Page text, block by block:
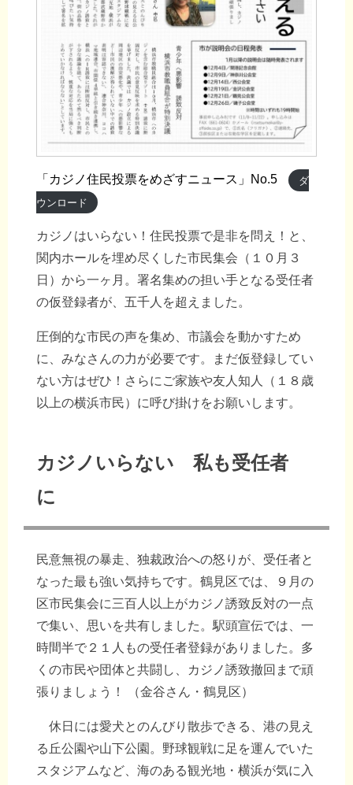
「カジノ住民投票をめざすニュース」No.5
ダ
ウンロード
カジノはいらない！住民投票で是非を問え！と、
関内ホールを埋め尽くした市民集会（１０月３
日）から一ヶ月。署名集めの担い手となる受任者
の仮登録者が、五千人を超えました。
圧倒的な市民の声を集め、市議会を動かすため
に、みなさんの力が必要です。まだ仮登録してい
ない方はぜひ！さらにご家族や友人知人（１８歳
以上の横浜市民）に呼び掛けをお願いします。
カジノいらない 私も受任者
に
民意無視の暴走、独裁政治への怒りが、受任者と
なった最も強い気持ちです。鶴見区では、９月の
区市民集会に三百人以上がカジノ誘致反対の一点
で集い、思いを共有しました。駅頭宣伝では、一
時間半で２１人もの受任者登録がありました。多
くの市民や団体と共闘し、カジノ誘致撤回まで頑
張りましょう！ （金谷さん・鶴見区）
休日には愛犬とのんびり散歩できる、港の見え
る丘公園や山下公園。野球観戦に足を運んでいた
スタジアムなど、海のある観光地・横浜が気に入